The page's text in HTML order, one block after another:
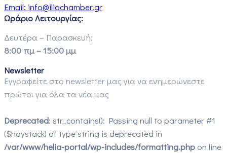
Email: info@iliachamber.gr
Ωράριο Λειτουργίας:
Δευτέρα – Παρασκευή:
8:00 πμ – 15:00 μμ
Newsletter
Εγγραφείτε στο newsletter μας για να ενημερώνεστε
πρώτοι για όλα τα νέα μας
Deprecated: str_contains(): Passing null to parameter #1
($haystack) of type string is deprecated in
/var/www/helia-portal/wp-includes/formatting.php on line